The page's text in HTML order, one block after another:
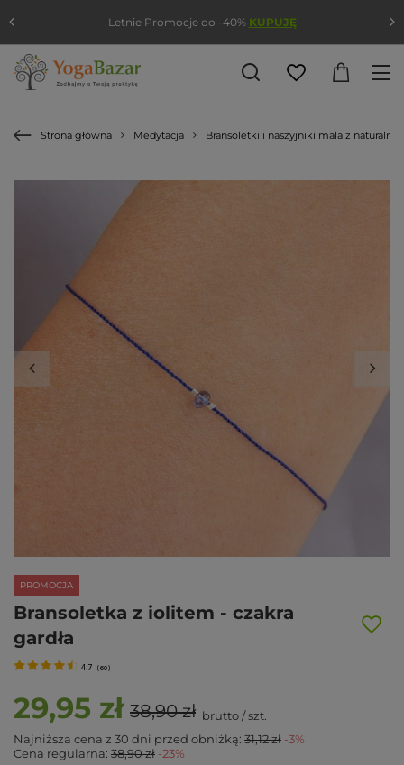
Strona główna Medytacja Bransoletki i naszyjniki mala z
PROMOCJA
Bransoletka z iolitem - czakra
gardła
4.7 (60)
29,95 zł 38,90 zł brutto/szt.
Najniższa cena z 30 dni przed obniżką: 31,12 zł -3%
Cena regularna: 38,90 zł -23%
Letnie Promocje do -40% KUPUJĘ